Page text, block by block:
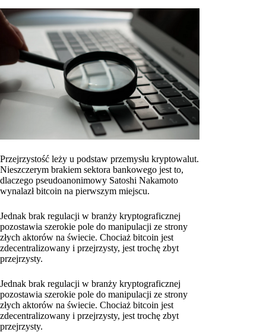
Przejrzystość leży u podstaw przemysłu kryptowalut.
Nieszczerym brakiem sektora bankowego jest to,
dlaczego pseudoanonimowy Satoshi Nakamoto
wynalazł bitcoin na pierwszym miejscu.
Jednak brak regulacji w branży kryptograficznej
pozostawia szerokie pole do manipulacji ze strony
złych aktorów na świecie. Chociaż bitcoin jest
zdecentralizowany i przejrzysty, jest trochę zbyt
przejrzysty.
Jednak brak regulacji w branży kryptograficznej
pozostawia szerokie pole do manipulacji ze strony
złych aktorów na świecie. Chociaż bitcoin jest
zdecentralizowany i przejrzysty, jest trochę zbyt
przejrzysty.